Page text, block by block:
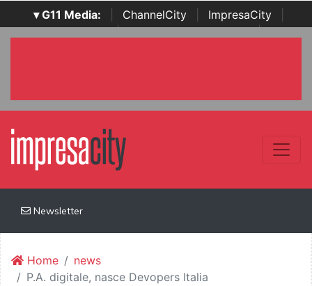
▾ G11 Media: ChannelCity ImpresaCity
SecurityOpenLab | Italian Channel Awards | Italian
Newsletter
Home
news
P.A. digitale, nasce Devopers Italia